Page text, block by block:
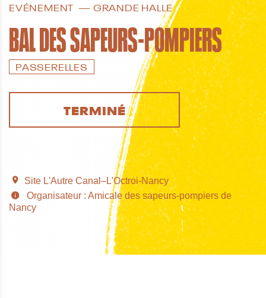
EVÉNEMENT GRANDE HALLE
BAL DES SAPEURS-POMPIERS
PASSERELLES
TERMINÉ
Site L'Autre Canal–L'Octroi-Nancy
Organisateur : Amicale des sapeurs-pompiers de
Nancy